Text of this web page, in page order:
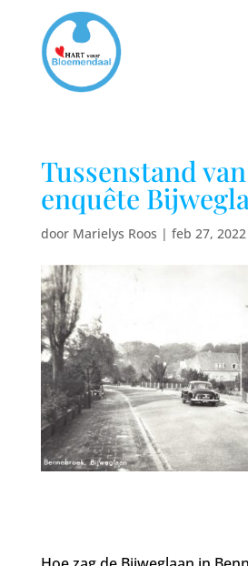
Tussenstand
enquête
door Marielys Roos | feb 27, 2022